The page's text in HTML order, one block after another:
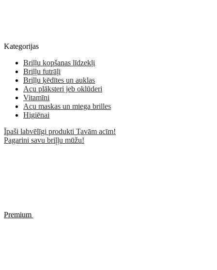
Kategorijas
Briļļu kopšanas līdzekļi
Briļļu futrāļi
Briļļu ķēdītes un auklas
Acu plāksteri jeb oklūderi
Vitamīni
Acu maskas un miega brilles
Higiēnai
Īpaši labvēlīgi produkti Tavām acīm!
Pagarini savu briļļu mūžu!
Premium